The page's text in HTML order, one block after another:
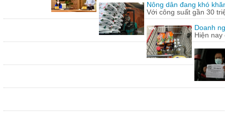
Nông dân đang khó
Với công suất gần 30
Doanh
Hiện